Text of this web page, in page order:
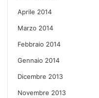
Aprile 2014
Marzo 2014
Febbraio 2014
Gennaio 2014
Dicembre 2013
Novembre 2013